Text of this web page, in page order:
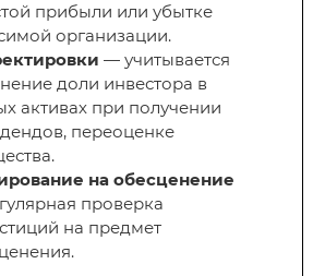
прибыли или убытке
организации.
— учитывается
доли инвестора в
активах при получении
переоценке
на обесценение
проверка
на предмет